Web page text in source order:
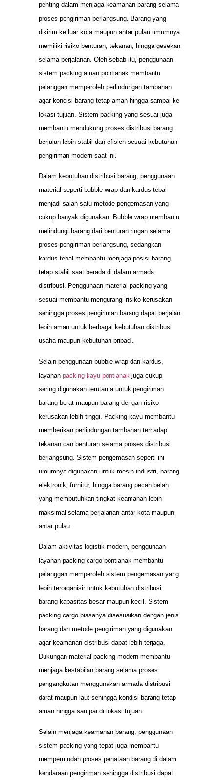
penting dalam menjaga keamanan barang selama
proses pengiriman berlangsung. Barang yang
dikirim ke luar kota maupun antar pulau umumnya
memiliki risiko benturan, tekanan, hingga gesekan
selama perjalanan. Oleh sebab itu, penggunaan
sistem packing aman pontianak membantu
pelanggan memperoleh perlindungan tambahan
agar kondisi barang tetap aman hingga sampai ke
lokasi tujuan. Sistem packing yang sesuai juga
membantu mendukung proses distribusi barang
berjalan lebih stabil dan efisien sesuai kebutuhan
pengiriman modern saat ini.
Dalam kebutuhan distribusi barang, penggunaan
material seperti bubble wrap dan kardus tebal
menjadi salah satu metode pengemasan yang
cukup banyak digunakan. Bubble wrap membantu
melindungi barang dari benturan ringan selama
proses pengiriman berlangsung, sedangkan
kardus tebal membantu menjaga posisi barang
tetap stabil saat berada di dalam armada
distribusi. Penggunaan material packing yang
sesuai membantu mengurangi risiko kerusakan
sehingga proses pengiriman barang dapat berjalan
lebih aman untuk berbagai kebutuhan distribusi
usaha maupun kebutuhan pribadi.
Selain penggunaan bubble wrap dan kardus,
layanan packing kayu pontianak juga cukup
sering digunakan terutama untuk pengiriman
barang berat maupun barang dengan risiko
kerusakan lebih tinggi. Packing kayu membantu
memberikan perlindungan tambahan terhadap
tekanan dan benturan selama proses distribusi
berlangsung. Sistem pengemasan seperti ini
umumnya digunakan untuk mesin industri, barang
elektronik, furnitur, hingga barang pecah belah
yang membutuhkan tingkat keamanan lebih
maksimal selama perjalanan antar kota maupun
antar pulau.
Dalam aktivitas logistik modern, penggunaan
layanan packing cargo pontianak membantu
pelanggan memperoleh sistem pengemasan yang
lebih terorganisir untuk kebutuhan distribusi
barang kapasitas besar maupun kecil. Sistem
packing cargo biasanya disesuaikan dengan jenis
barang dan metode pengiriman yang digunakan
agar keamanan distribusi dapat lebih terjaga.
Dukungan material packing modern membantu
menjaga kestabilan barang selama proses
pengangkutan menggunakan armada distribusi
darat maupun laut sehingga kondisi barang tetap
aman hingga sampai di lokasi tujuan.
Selain menjaga keamanan barang, penggunaan
sistem packing yang tepat juga membantu
mempermudah proses penataan barang di dalam
kendaraan pengiriman sehingga distribusi dapat